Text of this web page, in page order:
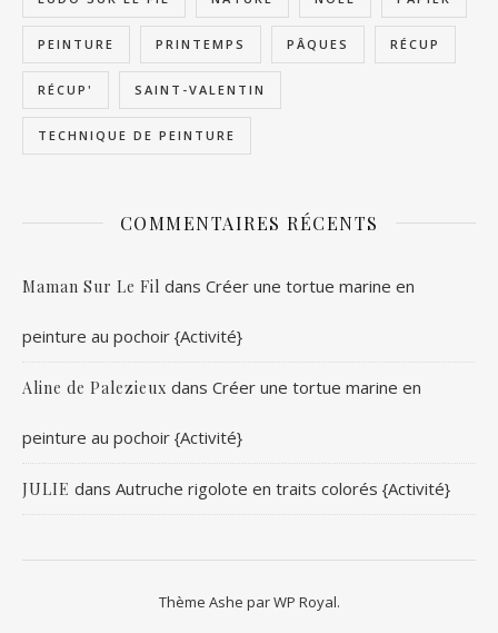
PEINTURE PRINTEMPS PÂQUES RÉCUP
RÉCUP' SAINT-VALENTIN
TECHNIQUE DE PEINTURE
COMMENTAIRES RÉCENTS
Maman Sur Le Fil dans Créer une tortue marine en
peinture au pochoir {Activité}
Aline de Palezieux dans Créer une tortue marine en
peinture au pochoir {Activité}
JULIE dans Autruche rigolote en traits colorés {Activité}
Thème Ashe parWP Royal.